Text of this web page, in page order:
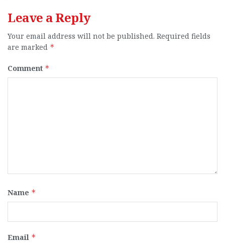
Leave a Reply
Your email address will not be published. Required fields
are marked *
Comment *
Name *
Email *